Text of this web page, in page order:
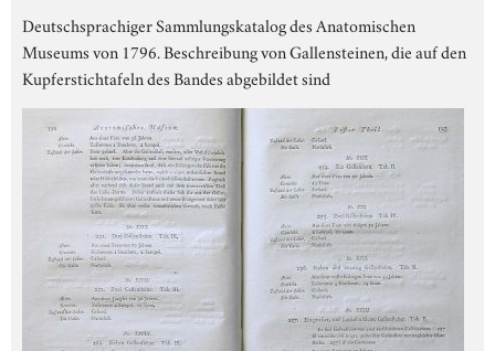
Deutschsprachiger Sammlungskatalog des Anatomischen
Museums von 1796. Beschreibung von Gallensteinen, die auf den
Kupferstichtafeln des Bandes abgebildet sind